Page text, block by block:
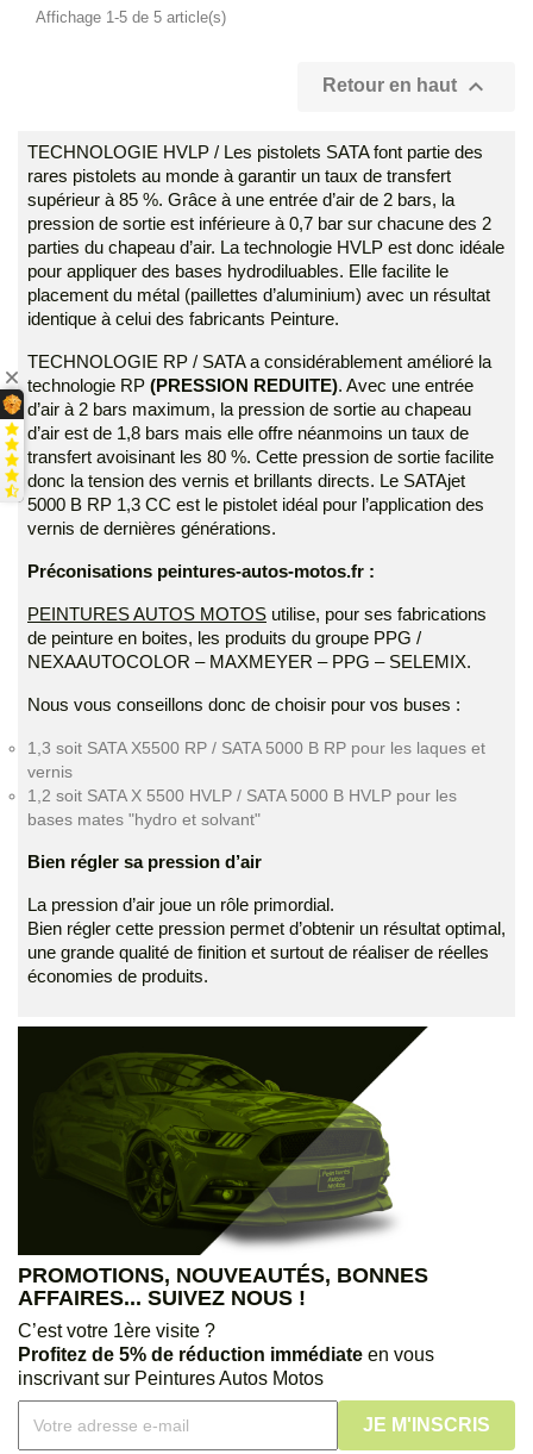
Affichage 1-5 de 5 article(s)
Retour en haut 
TECHNOLOGIE HVLP / Les pistolets SATA font partie des
rares pistolets au monde à garantir un taux de transfert
supérieur à 85 %. Grâce à une entrée d’air de 2 bars, la
pression de sortie est inférieure à 0,7 bar sur chacune des 2
parties du chapeau d’air. La technologie HVLP est donc idéale
pour appliquer des bases hydrodiluables. Elle facilite le
placement du métal (paillettes d’aluminium) avec un résultat
identique à celui des fabricants Peinture.
TECHNOLOGIE RP / SATA a considérablement amélioré la
technologie RP (PRESSION REDUITE). Avec une entrée
d’air à 2 bars maximum, la pression de sortie au chapeau
d’air est de 1,8 bars mais elle offre néanmoins un taux de
transfert avoisinant les 80 %. Cette pression de sortie facilite
donc la tension des vernis et brillants directs. Le SATAjet
5000 B RP 1,3 CC est le pistolet idéal pour l’application des
vernis de dernières générations.
Préconisations peintures-autos-motos.fr :
PEINTURES AUTOS MOTOS utilise, pour ses fabrications
de peinture en boites, les produits du groupe PPG /
NEXAAUTOCOLOR – MAXMEYER – PPG – SELEMIX.
Nous vous conseillons donc de choisir pour vos buses :
1,3 soit SATA X5500 RP / SATA 5000 B RP pour les laques et
vernis
1,2 soit SATA X 5500 HVLP / SATA 5000 B HVLP pour les
bases mates "hydro et solvant"
Bien régler sa pression d’air
La pression d’air joue un rôle primordial.
Bien régler cette pression permet d’obtenir un résultat optimal,
une grande qualité de finition et surtout de réaliser de réelles
économies de produits.
PROMOTIONS, NOUVEAUTÉS, BONNES
AFFAIRES... SUIVEZ NOUS !
C’est votre 1ère visite ?
Profitez de 5% de réduction immédiate en vous
inscrivant sur Peintures Autos Motos